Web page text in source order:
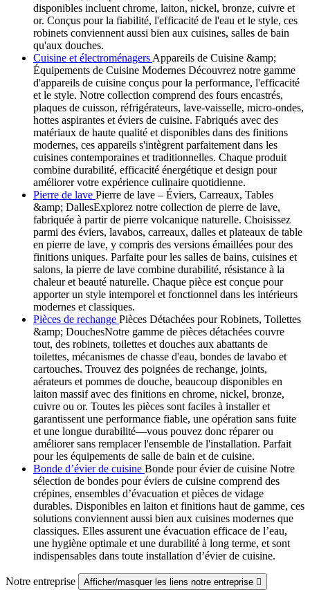
disponibles incluent chrome, laiton, nickel, bronze, cuivre et
or. Conçus pour la fiabilité, l'efficacité de l'eau et le style, ces
robinets conviennent aussi bien aux cuisines, salles de bain
qu'aux douches.
Cuisine et électroménagers Appareils de Cuisine &amp;
Équipements de Cuisine Modernes Découvrez notre gamme
d'appareils de cuisine conçus pour la performance, l'efficacité
et le style. Notre collection comprend des fours encastrés,
plaques de cuisson, réfrigérateurs, lave-vaisselle, micro-ondes,
hottes aspirantes et éviers de cuisine. Fabriqués avec des
matériaux de haute qualité et disponibles dans des finitions
modernes, ces appareils s'intègrent parfaitement dans les
cuisines contemporaines et traditionnelles. Chaque produit
combine durabilité, efficacité énergétique et design pour
améliorer votre expérience culinaire quotidienne.
Pierre de lave Pierre de lave – Éviers, Carreaux, Tables
&amp; DallesExplorez notre collection de pierre de lave,
fabriquée à partir de pierre volcanique naturelle. Choisissez
parmi des éviers, lavabos, carreaux, dalles et plateaux de table
en pierre de lave, y compris des versions émaillées pour des
finitions uniques. Parfaite pour les salles de bains, cuisines et
salons, la pierre de lave combine durabilité, résistance à la
chaleur et beauté naturelle. Chaque pièce est conçue pour
apporter un style intemporel et fonctionnel dans les intérieurs
modernes et classiques.
Pièces de rechange Pièces Détachées pour Robinets, Toilettes
&amp; DouchesNotre gamme de pièces détachées couvre
tout, des robinets, toilettes et douches aux abattants de
toilettes, mécanismes de chasse d'eau, bondes de lavabo et
cartouches. Trouvez des poignées de rechange, joints,
aérateurs et pommes de douche, beaucoup disponibles en
laiton massif avec des finitions en chrome, nickel, bronze,
cuivre ou or. Toutes les pièces sont faciles à installer et
garantissent une performance fiable, une opération sans fuite
et une longue durabilité—vous pouvez donc réparer ou
améliorer sans remplacer l'ensemble de l'installation. Parfait
pour les équipements de salle de bain et de cuisine.
Bonde d’évier de cuisine Bonde pour évier de cuisine Notre
sélection de bondes pour éviers de cuisine comprend des
crépines, ensembles d’évacuation et pièces de vidage
durables. Disponibles en laiton et finitions haut de gamme, ces
solutions conviennent aussi bien aux cuisines modernes que
classiques. Elles assurent une évacuation efficace de l’eau,
une hygiène optimale et une durabilité à long terme, et sont
indispensables dans toute installation d’évier de cuisine.
Notre entreprise Afficher/masquer les liens notre entreprise 